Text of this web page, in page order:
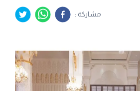
مشاركة :